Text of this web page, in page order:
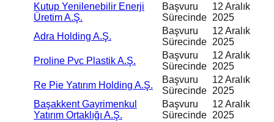
Kutup Yenilenebilir Enerji
Üretim A.Ş.
Başvuru
Sürecinde
12 Aralık
2025
Adra Holding A.Ş.
Başvuru
Sürecinde
12 Aralık
2025
Proline Pvc Plastik A.Ş.
Başvuru
Sürecinde
12 Aralık
2025
Re Pie Yatırım Holding A.Ş.
Başvuru
Sürecinde
12 Aralık
2025
Başakkent Gayrimenkul
Yatırım Ortaklığı A.Ş.
Başvuru
Sürecinde
12 Aralık
2025